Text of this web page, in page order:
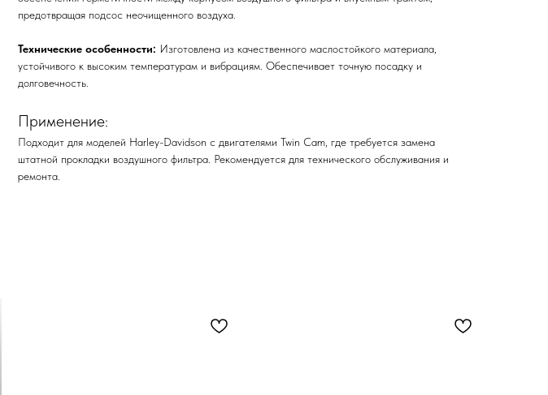
предотвращая подсос неочищенного воздуха.
Технические особенности: Изготовлена из качественного маслостойкого материала,
устойчивого к высоким температурам и вибрациям. Обеспечивает точную посадку и
долговечность.
Применение:
Подходит для моделей Harley-Davidson с двигателями Twin Cam, где требуется замена
штатной прокладки воздушного фильтра. Рекомендуется для технического обслуживания и
ремонта.